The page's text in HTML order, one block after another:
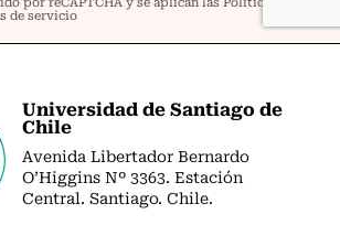
Universidad de Santiago de
Chile
Avenida Libertador Bernardo
O’Higgins Nº 3363. Estación
Central. Santiago. Chile.